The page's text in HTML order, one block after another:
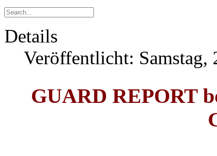
Details
Veröffentlicht: Samstag,
GUARD REPORT